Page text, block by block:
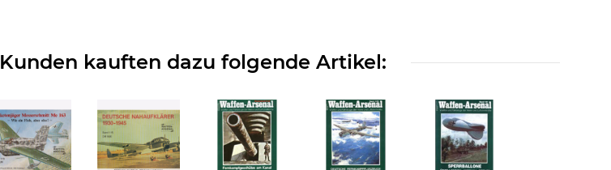
Kunden kauften dazu folgende Artikel: